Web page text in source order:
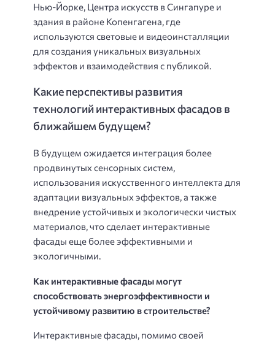
Нью-Йорке, Центра искусств в Сингапуре и
здания в районе Копенгагена, где
используются световые и видеоинсталляции
для создания уникальных визуальных
эффектов и взаимодействия с публикой.
Какие перспективы развития
технологий интерактивных фасадов в
ближайшем будущем?
В будущем ожидается интеграция более
продвинутых сенсорных систем,
использования искусственного интеллекта для
адаптации визуальных эффектов, а также
внедрение устойчивых и экологически чистых
материалов, что сделает интерактивные
фасады еще более эффективными и
экологичными.
Как интерактивные фасады могут
способствовать энергоэффективности и
устойчивому развитию в строительстве?
Интерактивные фасады, помимо своей